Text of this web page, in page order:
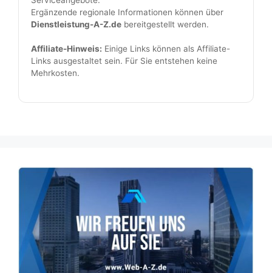
Ergänzende regionale Informationen können über
Dienstleistung-A-Z.de bereitgestellt werden.
Affiliate-Hinweis: Einige Links können als Affiliate-
Links ausgestaltet sein. Für Sie entstehen keine
Mehrkosten.